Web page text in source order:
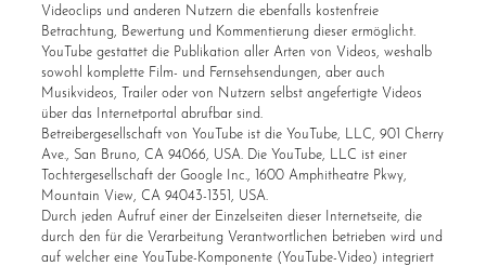
Videoclips und anderen Nutzern die ebenfalls kostenfreie
Betrachtung, Bewertung und Kommentierung dieser ermöglicht.
YouTube gestattet die Publikation aller Arten von Videos, weshalb
sowohl komplette Film- und Fernsehsendungen, aber auch
Musikvideos, Trailer oder von Nutzern selbst angefertigte Videos
über das Internetportal abrufbar sind.
Betreibergesellschaft von YouTube ist die YouTube, LLC, 901 Cherry
Ave., San Bruno, CA 94066, USA. Die YouTube, LLC ist einer
Tochtergesellschaft der Google Inc., 1600 Amphitheatre Pkwy,
Mountain View, CA 94043-1351, USA.
Durch jeden Aufruf einer der Einzelseiten dieser Internetseite, die
durch den für die Verarbeitung Verantwortlichen betrieben wird und
auf welcher eine YouTube-Komponente (YouTube-Video) integriert